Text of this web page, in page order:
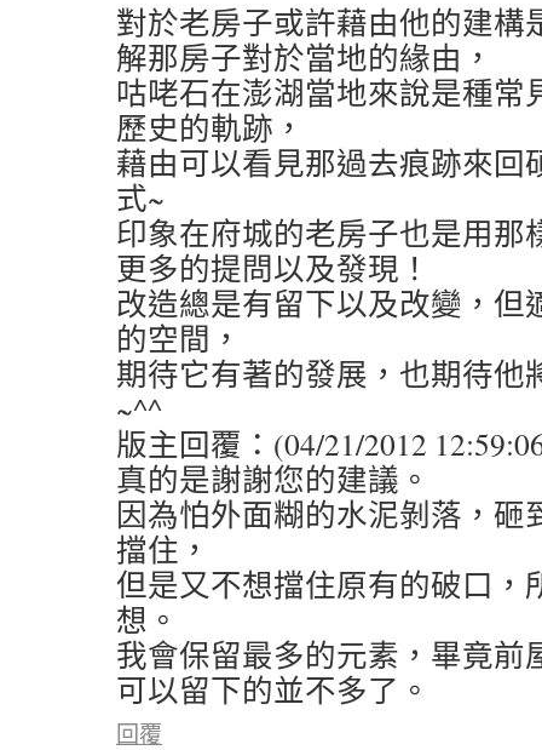
對於老房子或許藉由他的建構
解那房子對於當地的緣由，
咕咾石在澎湖當地來說是種常
歷史的軌跡，
藉由可以看見那過去痕跡來回
式~
印象在府城的老房子也是用那
更多的提問以及發現！
改造總是有留下以及改變，但
的空間，
期待它有著的發展，也期待他
~^^
版主回覆：(04/21/2012
真的是謝謝您的建議。
因為怕外面糊的水泥剝落，砸
擋住，
但是又不想擋住原有的破口，
想。
我會保留最多的元素，畢竟前
可以留下的並不多了。
回覆